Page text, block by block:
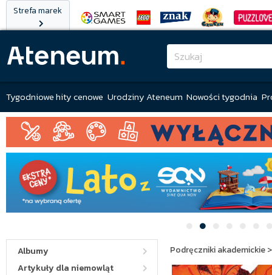
Strefa marek
Tygodniowe hity cenowe Urodziny Ateneum Nowości tygodnia
Albumy
Artykuły dla niemowląt
Podręczniki akademickie